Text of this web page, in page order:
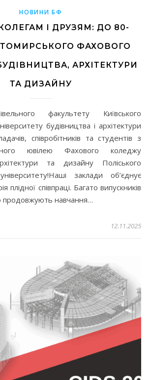
НОВИНИ БФ
І ДРУЗЯМ: ДО 80-
ФАХОВОГО
АРХІТЕКТУРИ
ТА ДИЗАЙНУ
будівництва і архітектури
співробітників та студентів з
ювілею Фахового коледжу
та дизайну Поліського
заклади об’єднує
плідної співпраці. Багато випускників
продовжують навчання…
12.11.2025